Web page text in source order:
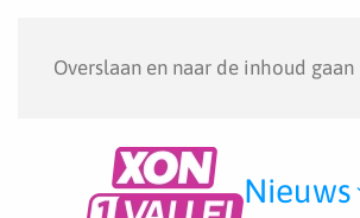
Overslaan en naar de inhoud gaan
Nieuws